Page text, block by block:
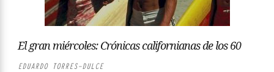
El gran miércoles: Crónicas californianas de los 60
EDUARDO TORRES-DULCE